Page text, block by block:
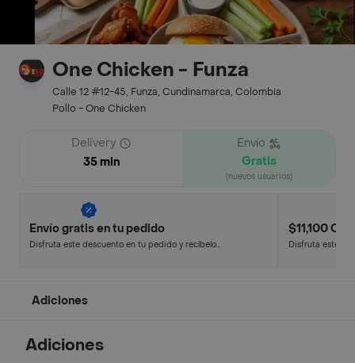
One Chicken - Funza
Calle 12 #12-45, Funza, Cundinamarca, Colombia
Pollo - One Chicken
Delivery
35 min
Envío
Gratis
(nuevos usuarios)
Envío gratis en tu pedido
Disfruta este descuento en tu pedido y recíbelo
$11,100 Off
Disfruta este
Adiciones
Adiciones